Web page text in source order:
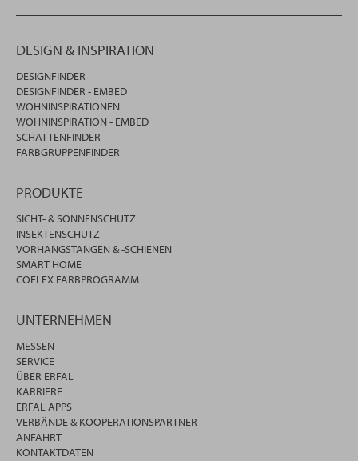
DESIGN & INSPIRATION
DESIGNFINDER
DESIGNFINDER - EMBED
WOHNINSPIRATIONEN
WOHNINSPIRATION - EMBED
SCHATTENFINDER
FARBGRUPPENFINDER
PRODUKTE
SICHT- & SONNENSCHUTZ
INSEKTENSCHUTZ
VORHANGSTANGEN & -SCHIENEN
SMART HOME
COFLEX FARBPROGRAMM
UNTERNEHMEN
MESSEN
SERVICE
ÜBER ERFAL
KARRIERE
ERFAL APPS
VERBÄNDE & KOOPERATIONSPARTNER
ANFAHRT
KONTAKTDATEN